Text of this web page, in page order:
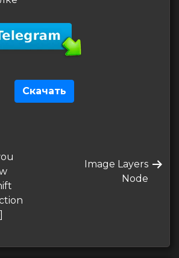
Скачать
Следующая
Image Layers
Node